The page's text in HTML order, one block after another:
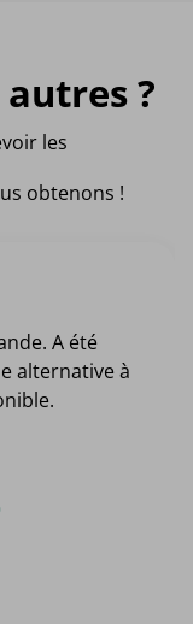
autres ?
les
obtenons !
A été
alternative à